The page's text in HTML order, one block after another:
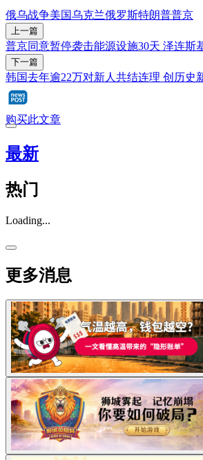
俄乌战争美国乌克兰俄罗斯特朗普普京
上一篇
普京同意暂停袭击能源设施30天 泽连斯
下一篇
韩国去年逾22万对新人共结连理 创历史
购买此文章
最新
热门
Loading...
更多消息